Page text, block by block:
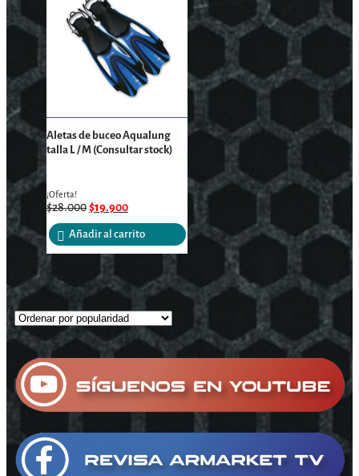
Aletas de buceo Aqualung
talla L / M (Consultar stock)
¡Oferta!
$28.000$19.900
Añadir al carrito